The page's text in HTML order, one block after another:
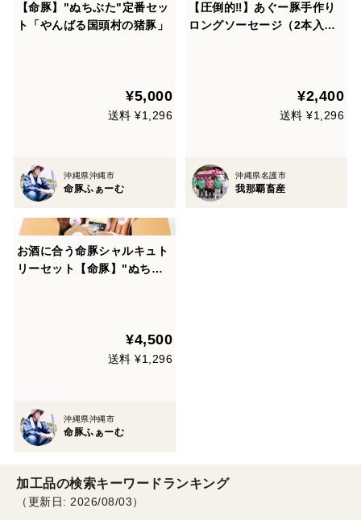
【命豚】"ぬちぶた"定番セッ
ト「やんばる国頭村の猪豚」
¥5,000
送料 ¥1,296
沖縄県沖縄市
命豚ふぁーむ
【圧倒的‼】あぐー豚手作り
ロングソーセージ（2本入り×
¥2,400
送料 ¥1,296
沖縄県名護市
我那覇畜産
お酒に合う命豚シャルキュト
リーセット【命豚】"ぬちぶ
¥4,500
送料 ¥1,296
沖縄県沖縄市
命豚ふぁーむ
加工品の検索キーワードランキング
（更新日: 2026/08/03）